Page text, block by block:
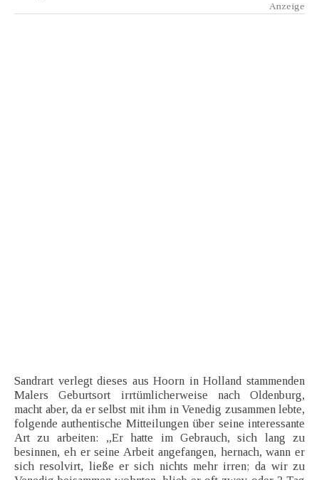
Sandrart verlegt dieses aus Hoorn in Holland stammenden
Malers Geburtsort irrtümlicherweise nach Oldenburg,
macht aber, da er selbst mit ihm in Venedig zusammen lebte,
folgende authentische Mitteilungen über seine interessante
Art zu arbeiten: „Er hatte im Gebrauch, sich lang zu
besinnen, eh er seine Arbeit angefangen, hernach, wann er
sich resolvirt, ließe er sich nichts mehr irren; da wir zu